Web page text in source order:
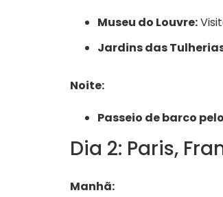
Museu do Louvre:
Jardins das
Noite:
Passeio de barco
Dia 2: Paris,
Manhã: